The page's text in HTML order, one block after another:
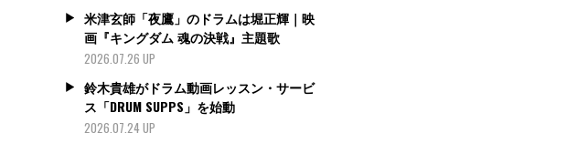
米津玄師「夜鷹」のドラムは堀正輝｜映
画『キングダム 魂の決戦』主題歌
2026.07.26 UP
鈴木貴雄がドラム動画レッスン・サービ
ス「DRUM SUPPS」を始動
2026.07.24 UP